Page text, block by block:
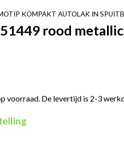
KOMPAKT AUTOLAK IN
rood
voorraad. De levertijd is 2-3